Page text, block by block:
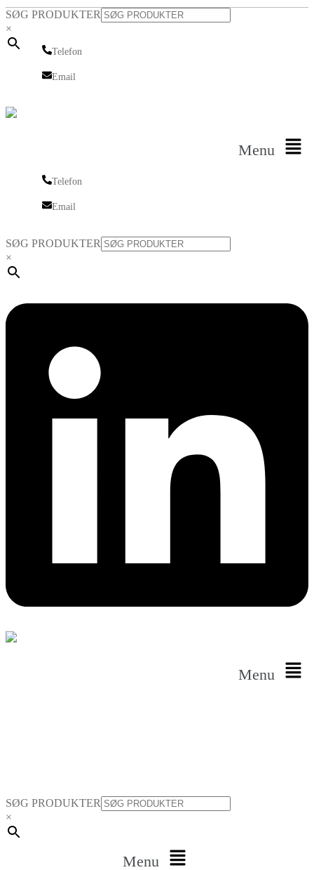
SØG PRODUKTER
×
Telefon
Email
Menu
Telefon
Email
SØG PRODUKTER
×
Menu
SØG PRODUKTER
×
Menu